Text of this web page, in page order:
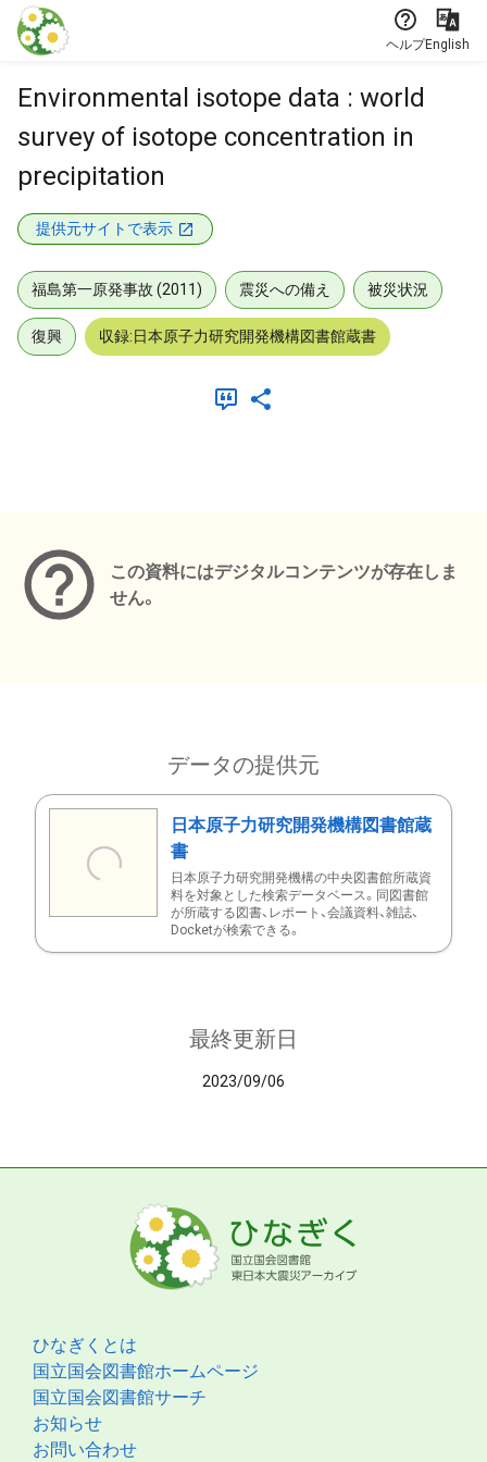
本文に飛ぶ
ヘルプEnglish
Environmental isotope data : world
survey of isotope concentration in
precipitation
提供元サイトで表示
福島第一原発事故 (2011) 震災への備え 被災状況
復興 収録:日本原子力研究開発機構図書館蔵書
この資料にはデジタルコンテンツが存在しま
せん。
データの提供元
日本原子力研究開発機構図書館蔵
書
日本原子力研究開発機構の中央図書館所蔵資
料を対象とした検索データベース。同図書館
が所蔵する図書、レポート、会議資料、雑誌、
Docketが検索できる。
最終更新日
2023/09/06
ひなぎくとは
国立国会図書館ホームページ
国立国会図書館サーチ
お知らせ
お問い合わせ